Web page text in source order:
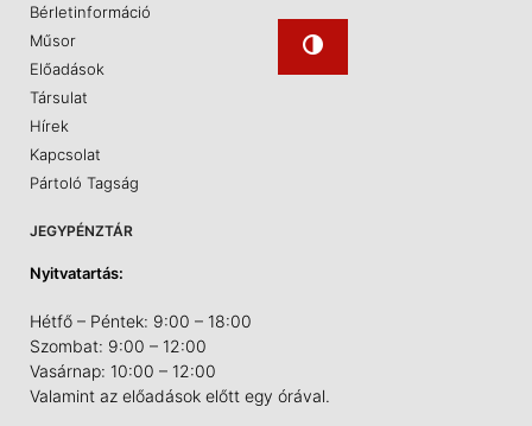
Bérletinformáció
Műsor
Előadások
Társulat
Hírek
Kapcsolat
Pártoló Tagság
JEGYPÉNZTÁR
Nyitvatartás:
Hétfő – Péntek: 9:00 – 18:00
Szombat: 9:00 – 12:00
Vasárnap: 10:00 – 12:00
Valamint az előadások előtt egy órával.